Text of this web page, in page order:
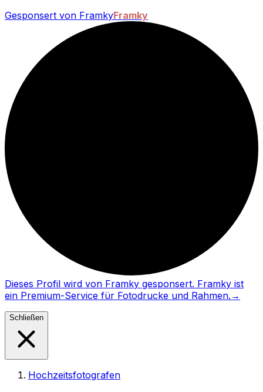
Gesponsert von FramkyFramky
Dieses Profil wird von Framky gesponsert. Framky ist
ein Premium-Service für Fotodrucke und Rahmen. →
Schließen
Hochzeitsfotografen